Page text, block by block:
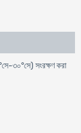
৩০°সে) সংরক্ষণ করা